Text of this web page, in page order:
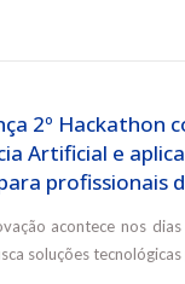
2º Hackathon
Artificial e
profissionais
acontece nos
soluções